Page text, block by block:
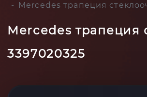
Mercedes трапеция
Mercedes трапеция
3397020325